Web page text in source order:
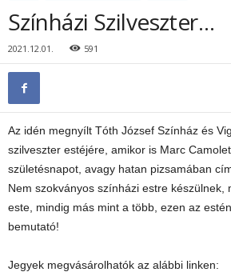
Színházi Szilveszter…
2021.12.01. 591
Az idén megnyílt Tóth József Színház és
szilveszter estéjére, amikor is Marc
születésnapot, avagy hatan pizsamában
Nem szokványos színházi estre készülnek,
este, mindig más mint a több, ezen az
bemutató!
Jegyek megvásárolhatók az alábbi linken: